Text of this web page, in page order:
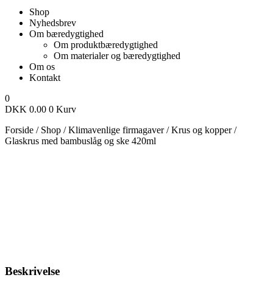
Shop
Nyhedsbrev
Om bæredygtighed
Om produktbæredygtighed
Om materialer og bæredygtighed
Om os
Kontakt
0
DKK 0.00 0 Kurv
Forside / Shop /Klimavenlige firmagaver/Krus og kopper/
Glaskrus med bambuslåg og ske 420ml
Beskrivelse